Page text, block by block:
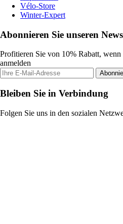
Vélo-Store
Winter-Expert
Abonnieren Sie unseren
Profitieren Sie von 10% Rabatt,
anmelden
Bleiben Sie in Verbindung
Folgen Sie uns in den sozialen